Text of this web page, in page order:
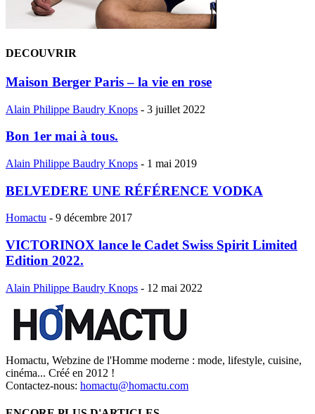
DECOUVRIR
Maison Berger Paris – la vie en rose
Alain Philippe Baudry Knops - 3 juillet 2022
Bon 1er mai à tous.
Alain Philippe Baudry Knops - 1 mai 2019
BELVEDERE UNE RÉFÉRENCE VODKA
Homactu - 9 décembre 2017
VICTORINOX lance le Cadet Swiss Spirit Limited
Edition 2022.
Alain Philippe Baudry Knops - 12 mai 2022
Homactu, Webzine de l'Homme moderne : mode, lifestyle, cuisine,
cinéma... Créé en 2012 !
Contactez-nous: homactu@homactu.com